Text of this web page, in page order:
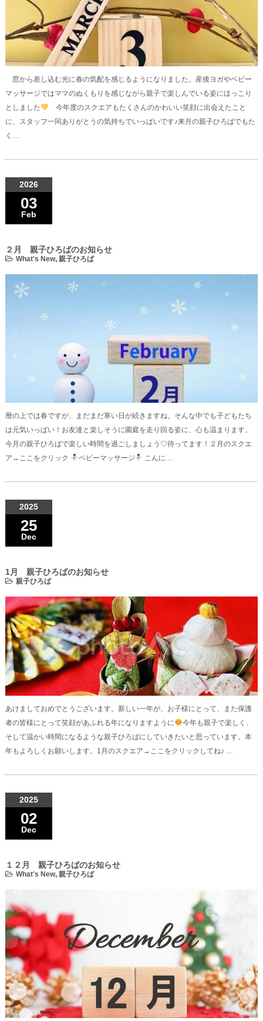
窓から差し込む光に春の気配を感じるようになりました。産後ヨガやベビー
マッサージではママのぬくもりを感じながら親子で楽しんでいる姿にほっこり
としました
今年度のスクエアもたくさんのかわいい笑顔に出会えたこと
に、スタッフ一同ありがとうの気持ちでいっぱいです♪来月の親子ひろばでもた
く…
2026
03
Feb
２月 親子ひろばのお知らせ
What's New, 親子ひろば
暦の上では春ですが、まだまだ寒い日が続きますね。そんな中でも子どもたち
は元気いっぱい！お友達と楽しそうに園庭を走り回る姿に、心も温まります。
今月の親子ひろばで楽しい時間を過ごしましょう♡待ってます！２月のスクエ
ア→ここをクリック
ベビーマッサージ こんに…
2025
25
Dec
1月 親子ひろばのお知らせ
親子ひろば
あけましておめでとうございます。新しい一年が、お子様にとって、また保護
者の皆様にとって笑顔があふれる年になりますように
今年も親子で楽しく、
そして温かい時間になるような親子ひろばにしていきたいと思っています。本
年もよろしくお願いします。1月のスクエア→ここをクリックしてね♪ …
2025
02
Dec
１２月 親子ひろばのお知らせ
What's New, 親子ひろば